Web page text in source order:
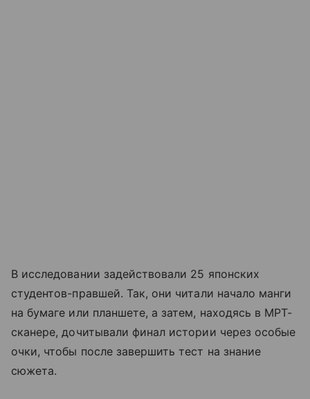
В исследовании задействовали 25 японских
студентов-правшей. Так, они читали начало манги
на бумаге или планшете, а затем, находясь в МРТ-
сканере, дочитывали финал истории через особые
очки, чтобы после завершить тест на знание
сюжета.